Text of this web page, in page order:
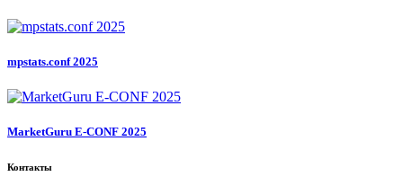
mpstats.conf 2025
MarketGuru E-CONF 2025
Контакты